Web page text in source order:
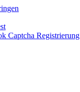
Captcha Registrierung